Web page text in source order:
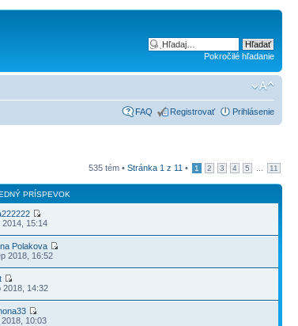
Pokročilé hľadanie
FAQ Registrovať Prihlásenie
535 tém • Stránka 1 z 11 • 1 2 3 4 5 11
PRÍSPEVOK
2014, 15:14
Polakova
2018, 16:52
2018, 14:32
2018, 10:03